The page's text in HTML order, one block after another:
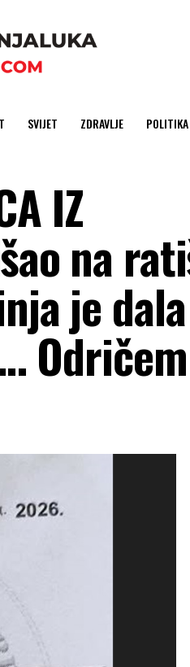
SVIJET ZDRAVLJE POLITIKA
IZ
na
je dala